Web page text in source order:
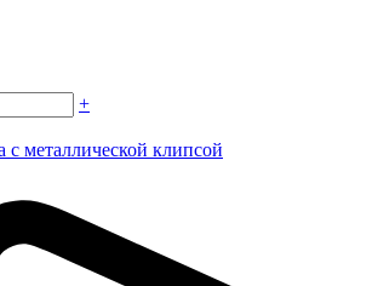
+
металлической клипсой